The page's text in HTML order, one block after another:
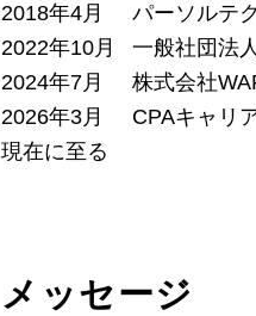
2018年4月
パーソルテ
2022年10月
一般社団法
2024年7月
株式会社
2026年3月
CPAキャリ
現在に至る
メッセージ